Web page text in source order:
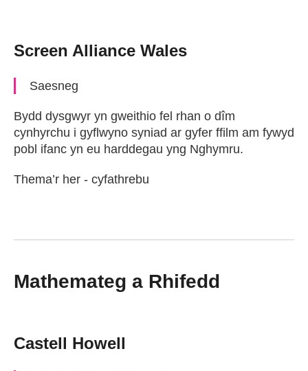
Screen Alliance Wales
Saesneg
Bydd dysgwyr yn gweithio fel rhan o dîm
cynhyrchu i gyflwyno syniad ar gyfer ffilm am fywyd
pobl ifanc yn eu harddegau yng Nghymru.
Thema’r her - cyfathrebu
Mathemateg a Rhifedd
Castell Howell